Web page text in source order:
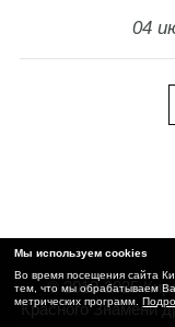
Мы используем cookies
Во время посещения сайта
тем, что мы обрабатываем
метрических программ.
04
© 2012-2025
Красного Знамени